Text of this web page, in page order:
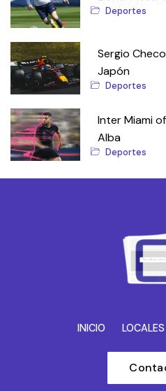
Deportes
Sergio
Japón
Deportes
Inter Miami
Alba
Deportes
INICIO LOCALES